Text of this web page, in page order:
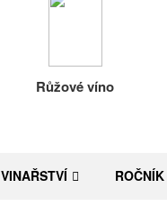
Růžové víno
VINAŘSTVÍ ROČNÍK